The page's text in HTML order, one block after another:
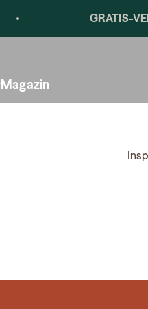
GRATIS-
Magazin